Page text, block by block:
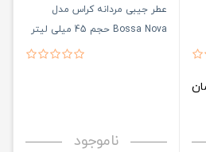
عطر جیبی مردانه کراس مدل
Bossa Nova حجم 45 میلی لیتر
ناموجود